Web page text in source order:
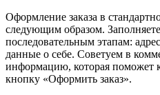
Оформление заказа в
следующим образом.
последовательным этапам:
данные о себе. Советуем в
информацию, которая поможет
кнопку «Оформить заказ».